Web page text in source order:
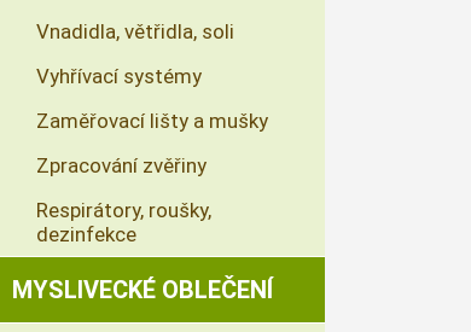
Vnadidla, větřidla, soli
Vyhřívací systémy
Zaměřovací lišty a mušky
Zpracování zvěřiny
Respirátory, roušky,
dezinfekce
MYSLIVECKÉ OBLEČENÍ